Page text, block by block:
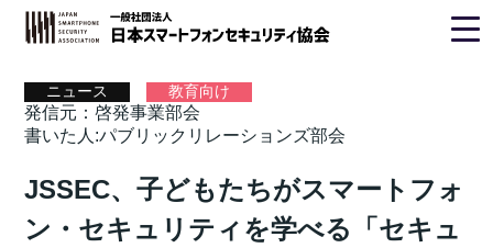
ホーム>ニュース> パブリックリレーションズ部会
ニュース 教育向け
発信元：啓発事業部会
書いた人:パブリックリレーションズ部会
JSSEC、子どもたちがスマートフォ
ン・セキュリティを学べる「セキュ